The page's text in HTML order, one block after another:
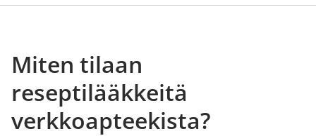
Miten tilaan
reseptilääkkeitä
verkkoapteekista?